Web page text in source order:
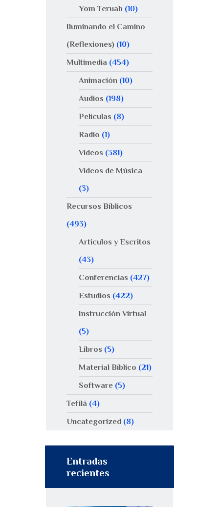
Yom Teruah (10)
Iluminando el Camino
(Reflexiones) (10)
Multimedia (454)
Animación(10)
Audios (198)
Películas (8)
Radio (1)
Videos (381)
Videos de Música
(3)
Recursos Bíblicos
(493)
Artículos y Escritos
(43)
Conferencias (427)
Estudios (422)
Instrucción Virtual
(5)
Libros (5)
Material Bíblico (21)
Software(5)
Tefilá (4)
Uncategorized (8)
Entradas
recientes